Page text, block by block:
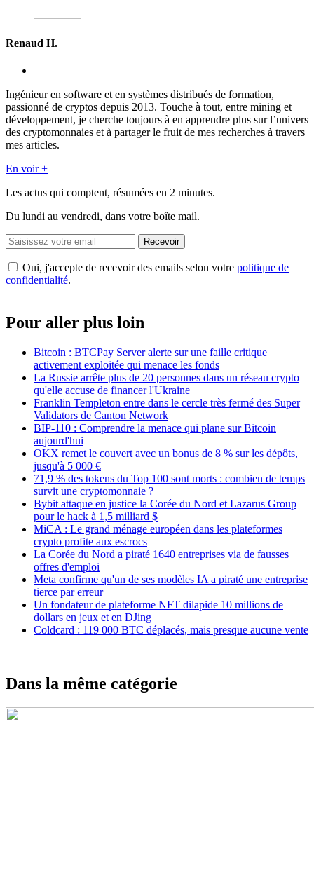
Renaud H.
Ingénieur en software et en systèmes distribués de formation,
passionné de cryptos depuis 2013. Touche à tout, entre mining et
développement, je cherche toujours à en apprendre plus sur l’univers
des cryptomonnaies et à partager le fruit de mes recherches à travers
mes articles.
En voir +
Les actus qui comptent, résumées en 2 minutes.
Du lundi au vendredi, dans votre boîte mail.
Recevoir
Oui, j'accepte de recevoir des emails selon votre politique de
confidentialité.
Pour aller plus loin
Bitcoin : BTCPay Server alerte sur une faille critique
activement exploitée qui menace les fonds
La Russie arrête plus de 20 personnes dans un réseau crypto
qu'elle accuse de financer l'Ukraine
Franklin Templeton entre dans le cercle très fermé des Super
Validators de Canton Network
BIP-110 : Comprendre la menace qui plane sur Bitcoin
aujourd'hui
OKX remet le couvert avec un bonus de 8 % sur les dépôts,
jusqu'à 5 000 €
71,9 % des tokens du Top 100 sont morts : combien de temps
survit une cryptomonnaie ?
Bybit attaque en justice la Corée du Nord et Lazarus Group
pour le hack à 1,5 milliard $
MiCA : Le grand ménage européen dans les plateformes
crypto profite aux escrocs
La Corée du Nord a piraté 1640 entreprises via de fausses
offres d'emploi
Meta confirme qu'un de ses modèles IA a piraté une entreprise
tierce par erreur
Un fondateur de plateforme NFT dilapide 10 millions de
dollars en jeux et en DJing
Coldcard : 119 000 BTC déplacés, mais presque aucune vente
Dans la même catégorie